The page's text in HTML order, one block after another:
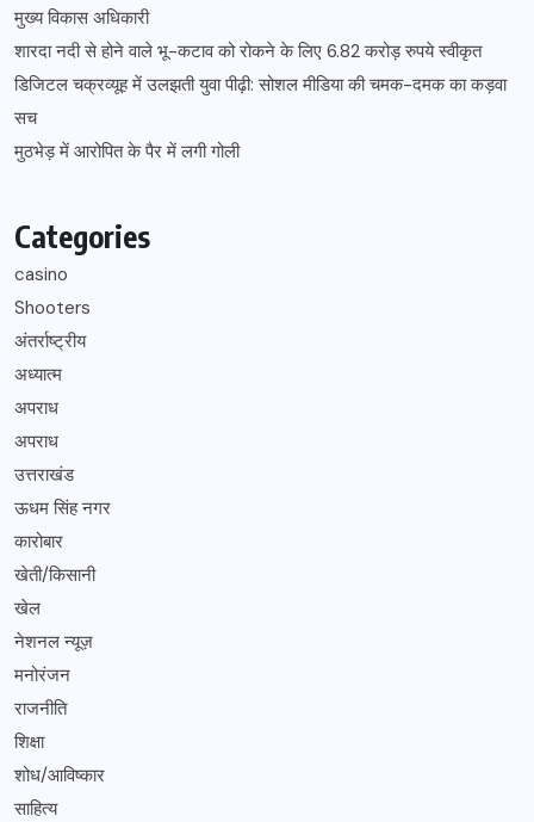
मुख्य विकास अधिकारी
शारदा नदी से होने वाले भू-कटाव को रोकने के लिए 6.82 करोड़ रुपये स्वीकृत
डिजिटल चक्रव्यूह में उलझती युवा पीढ़ी: सोशल मीडिया की चमक-दमक का कड़वा
सच
मुठभेड़ में आरोपित के पैर में लगी गोली
Categories
casino
Shooters
अंतर्राष्ट्रीय
अध्यात्म
अपराध
अपराध
उत्तराखंड
ऊधम सिंह नगर
कारोबार
खेती/किसानी
खेल
नेशनल न्यूज़
मनोरंजन
राजनीति
शिक्षा
शोध/आविष्कार
साहित्य